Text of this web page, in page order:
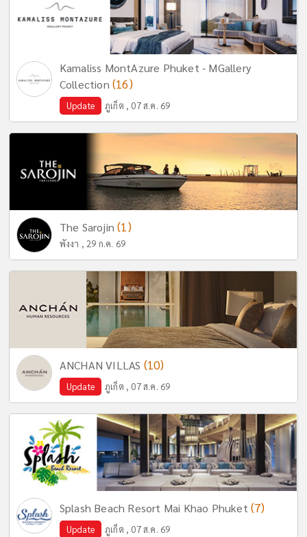
Kamaliss MontAzure Phuket - MGallery
Collection (16)
Update ภูเก็ต , 07 ส.ค. 69
The Sarojin(1)
พังงา , 29 ก.ค. 69
ANCHAN VILLAS (10)
Update ภูเก็ต , 07 ส.ค. 69
Splash Beach Resort Mai Khao Phuket (7)
Update ภูเก็ต , 07 ส.ค. 69